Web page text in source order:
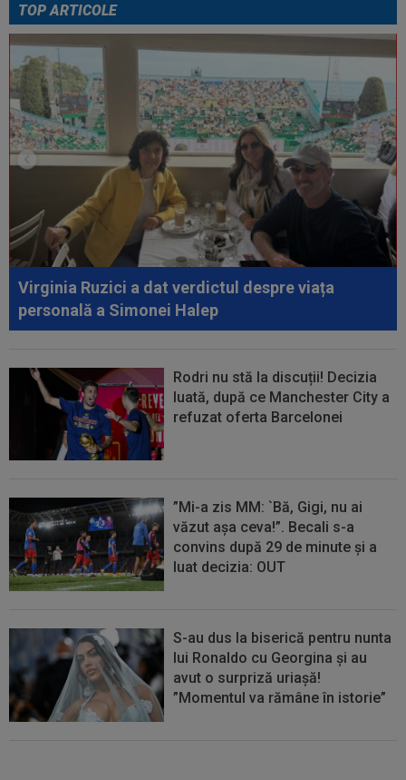
23:58 EXCLUSIV
Salariul lui Marius Șumudică la
CFR Cluj. Peste Pancu la Rapid și de două ori...
00:39
Reacția total neașteptată a lui Nuno Campos,
întrebat de Adrian Mazilu după...
00:39
Florin Pîrvu a surprins pe toată lumea, după
umilința cu Dinamo
VIDEO
Barcelona a pierdut trofeul ”Friuli
Venezia Giulia Cup”! Udinese a dat lovitura...
00:20 VIDEO
Alex Musi a dat declarația serii, după
ce Dinamo a învins-o pe FC Voluntari cu...
00:20 VIDEO
Estrela - Sporting 2-2. Meci
spectaculos! Ianis Stoica a fost titular. Cele mai...
TOP ARTICOLE
Virginia Ruzici a dat verdictul despre viața
personală a Simonei Halep
Rodri nu stă la discuții! Decizia
luată, după ce Manchester City a
refuzat oferta Barcelonei
”Mi-a zis MM: `Bă, Gigi, nu ai
văzut așa ceva!”. Becali s-a
convins după 29 de minute și a
luat decizia: OUT
S-au dus la biserică pentru nunta
lui Ronaldo cu Georgina și au
avut o surpriză uriașă!
”Momentul va rămâne în istorie”